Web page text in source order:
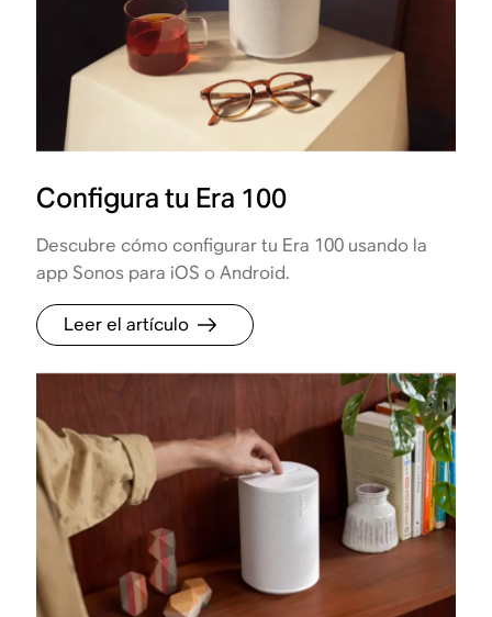
Configura tu Era 100
Descubre cómo configurar tu Era 100 usando la
app Sonos para iOS o Android.
Leer el artículo